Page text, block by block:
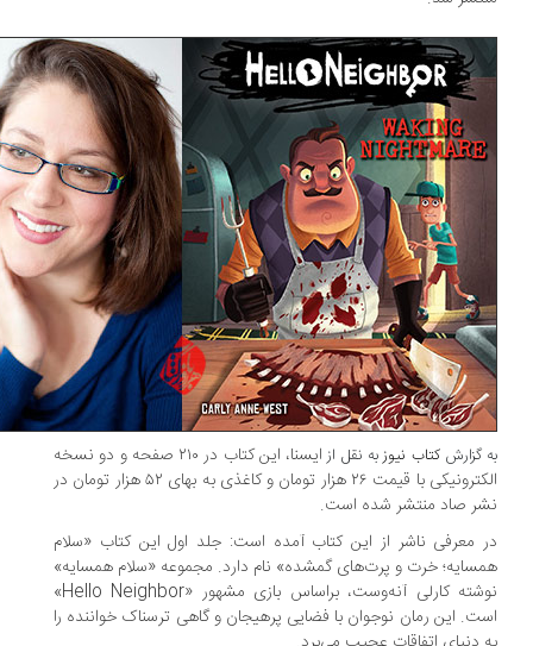
گزارش کتاب نیوز به نقل از
ایسنا، این کتاب در ۲۱۰ صفحه و دو نسخه‌
الکترونیکی با قیمت ۲۶ هزار تومان و کاغذی به بهای ۵۲ هزار تومان در
صاد منتشر شده است.
معرفی ناشر از این کتاب آمده است: جلد اول این کتاب «سلام
خرت و پرت‌های گمشده» نام دارد. مجموعه «سلام همسایه»
نوشته کارلی آنه‌وست، براساس بازی مشهور «Hello Neighbor»
این رمان نوجوان با فضایی پرهیجان و گاهی ترسناک خواننده را